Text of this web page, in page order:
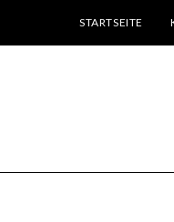
STARTSEITE